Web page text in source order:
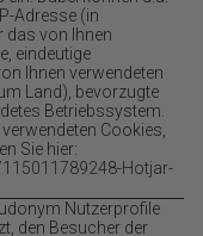
Adresse (in
von Ihnen
eindeutige
Ihnen verwendeten
Land), bevorzugte
Betriebssystem.
Cookies,
Sie hier:
Hotjar-
Nutzerprofile
den Besucher der